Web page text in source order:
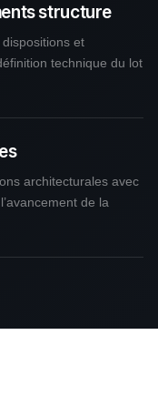
structure
et
technique du lot
architecturales avec
de la